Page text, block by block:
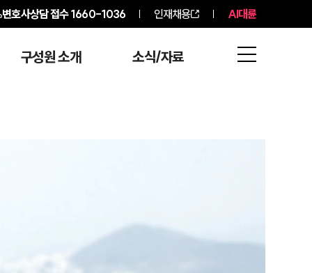
변호사상담 접수1660-1036 인재채용 AI대륜
구성원 소개 소식/자료